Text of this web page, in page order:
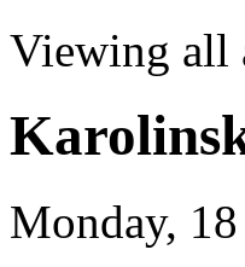
Viewing all
Monday,